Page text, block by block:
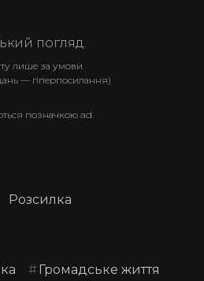
погляд.
лише за умови
— гіперпосилання)
позначкою ad.
Розсилка
Громадське життя